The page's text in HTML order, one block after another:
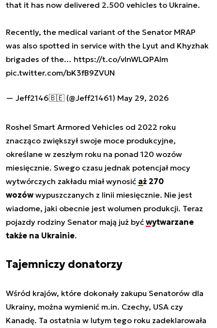
that it has now delivered 2.500 vehicles to Ukraine.
Recently, the medical variant of the Senator MRAP
was also spotted in service with the Lyut and Khyzhak
brigades of the… https://t.co/vlnWLQPAlm
pic.twitter.com/bK3fB9ZVUN
— Jeff2146🇧🇪 (@Jeff21461) May 29, 2026
Roshel Smart Armored Vehicles od 2022 roku
znacząco zwiększył swoje moce produkcyjne,
określane w zeszłym roku na ponad 120 wozów
miesięcznie. Swego czasu jednak potencjał mocy
wytwórczych zakładu miał wynosić aż 270
wozów wypuszczanych z linii miesięcznie. Nie jest
wiadome, jaki obecnie jest wolumen produkcji. Teraz
pojazdy rodziny Senator mają już być wytwarzane
także na Ukrainie.
Tajemniczy donatorzy
Wśród krajów, które dokonały zakupu Senatorów dla
Ukrainy, można wymienić m.in. Czechy, USA czy
Kanadę. Ta ostatnia w lutym tego roku zadeklarowała